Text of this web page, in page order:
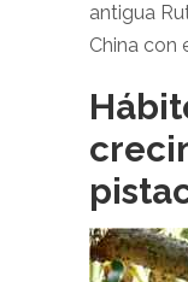
antigua
China con